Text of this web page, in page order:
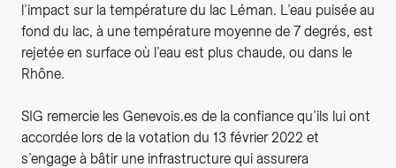
l’impact sur la température du lac Léman. L’eau puisée au
fond du lac, à une température moyenne de 7 degrés, est
rejetée en surface où l’eau est plus chaude, ou dans le
Rhône.
SIG remercie les Genevois.es de la confiance qu’ils lui ont
accordée lors de la votation du 13 février 2022 et
s’engage à bâtir une infrastructure qui assurera